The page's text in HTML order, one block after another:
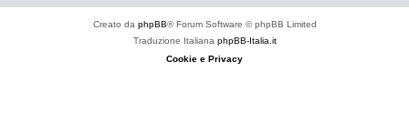
Creato da phpBB® Forum Software © phpBB Limited
Traduzione Italiana phpBB-Italia.it
Cookie e Privacy